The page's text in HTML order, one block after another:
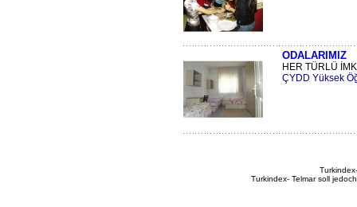
ODALARIMIZ
HER TÜRLÜ
ÇYDD Yüksek
Turkindex- Telmar soll